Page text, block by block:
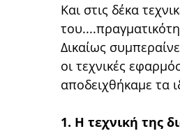
Και στις δέκα
Δικαίως
οι τεχνικές
αποδειχθήκαμε τα
1. Η τεχνική της